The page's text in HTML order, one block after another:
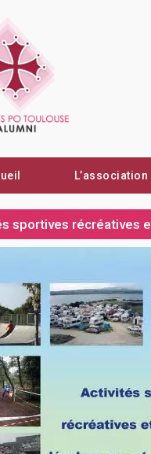
L’association
sportives récréatives